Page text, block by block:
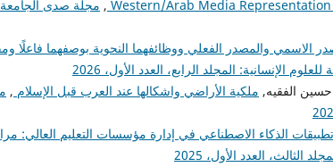
Western/Arab Media
, مجلة صدى الجامعة
الاسمي والمصدر الفعلي ووظائفهما النحوية بوصفهما فاعلًا
الإنسانية: المجلد الرابع، العدد الأول، 2026
ملكية الأراضي واشكالها عند العرب قبل الإسلام ,
الذكاء الاصطناعي في إدارة مؤسسات التعليم العالي:
العدد الأول، 2025